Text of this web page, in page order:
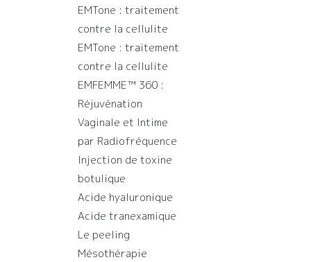
EMTone : traitement
contre la cellulite
EMTone : traitement
contre la cellulite
EMFEMME™ 360 :
Réjuvénation
Vaginale et Intime
par Radiofréquence
Injection de toxine
botulique
Acide hyaluronique
Acide tranexamique
Le peeling
Mésothérapie